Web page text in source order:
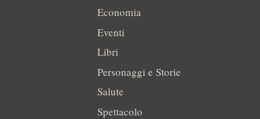
Economia
Eventi
Libri
Personaggi e Storie
Salute
Spettacolo